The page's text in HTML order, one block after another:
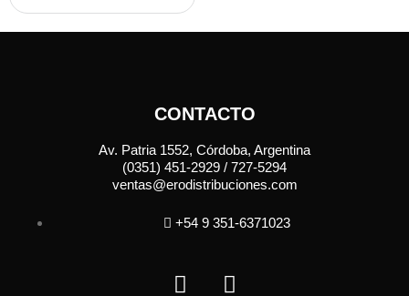
CONTACTO
Av. Patria 1552, Córdoba, Argentina
(0351) 451-2929 / 727-5294
ventas@erodistribuciones.com
+54 9 351-6371023